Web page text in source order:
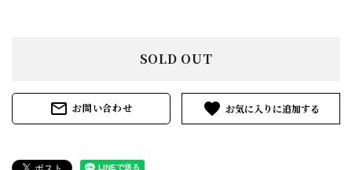
SOLD OUT
mail_outline お問い合わせ favorite